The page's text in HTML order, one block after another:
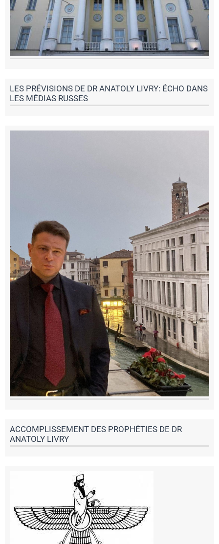
LES PRÉVISIONS DE DR ANATOLY LIVRY: ÉCHO DANS
LES MÉDIAS RUSSES
ACCOMPLISSEMENT DES PROPHÉTIES DE DR
ANATOLY LIVRY